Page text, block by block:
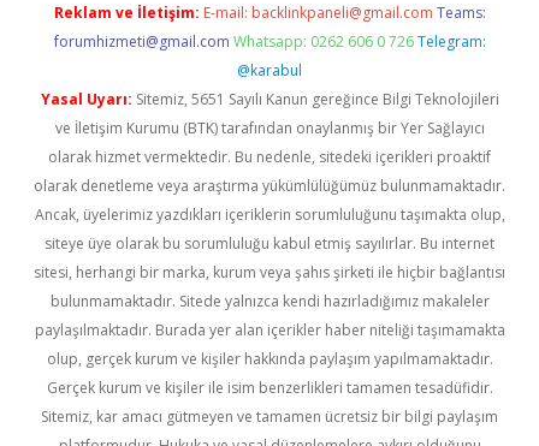
Reklam ve İletişim: E-mail: backlinkpaneli@gmail.com Teams:
forumhizmeti@gmail.com Whatsapp: 0262 606 0 726 Telegram:
@karabul
Yasal Uyarı: Sitemiz, 5651 Sayılı Kanun gereğince Bilgi Teknolojileri
ve İletişim Kurumu (BTK) tarafından onaylanmış bir Yer Sağlayıcı
olarak hizmet vermektedir. Bu nedenle, sitedeki içerikleri proaktif
olarak denetleme veya araştırma yükümlülüğümüz bulunmamaktadır.
Ancak, üyelerimiz yazdıkları içeriklerin sorumluluğunu taşımakta olup,
siteye üye olarak bu sorumluluğu kabul etmiş sayılırlar. Bu internet
sitesi, herhangi bir marka, kurum veya şahıs şirketi ile hiçbir bağlantısı
bulunmamaktadır. Sitede yalnızca kendi hazırladığımız makaleler
paylaşılmaktadır. Burada yer alan içerikler haber niteliği taşımamakta
olup, gerçek kurum ve kişiler hakkında paylaşım yapılmamaktadır.
Gerçek kurum ve kişiler ile isim benzerlikleri tamamen tesadüfidir.
Sitemiz, kar amacı gütmeyen ve tamamen ücretsiz bir bilgi paylaşım